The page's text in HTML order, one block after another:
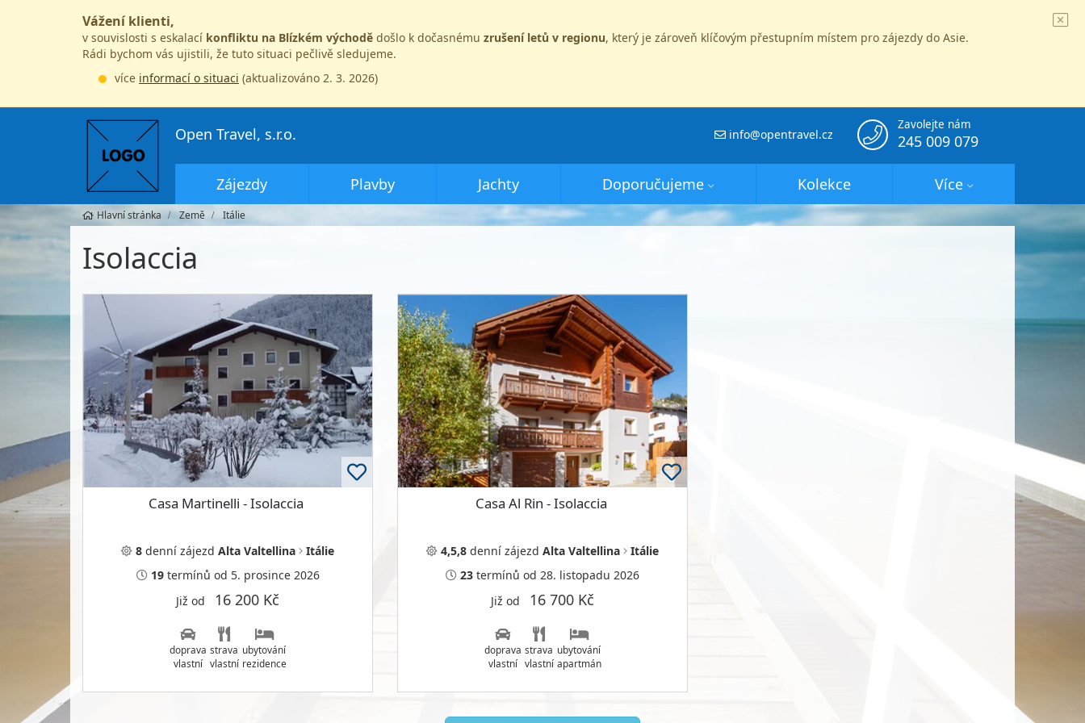
Vážení klienti,
v souvislosti s eskalací konfliktu na Blízkém východě došlo k dočasnému zrušení letů v regionu, který je zároveň klíčovým přestupním místem pro zájezdy do Asie.
Rádi bychom vás ujistili, že tuto situaci pečlivě sledujeme.
více informací o situaci (aktualizováno 2. 3. 2026)
Zavolejte nám
245 009 079
info@opentravel.cz
Open Travel, s.r.o.
Zájezdy Plavby Jachty Doporučujeme Kolekce Více
Hlavní stránka Země Itálie
Isolaccia
Casa Martinelli - Isolaccia
8 denní zájezd Alta Valtellina
Itálie
19termínů od 5. prosince 2026
Již od 16 200 Kč
doprava
vlastní
strava
vlastní
ubytování
rezidence
Casa Al Rin - Isolaccia
4,5,8 denní zájezd Alta Valtellina
Itálie
23 termínů od 28. listopadu 2026
Již od 16 700 Kč
doprava
vlastní
strava
vlastní
ubytování
apartmán